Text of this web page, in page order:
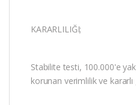
KARARLILIĞI;
Stabilite testi, 100.000'e
korunan verimlilik ve